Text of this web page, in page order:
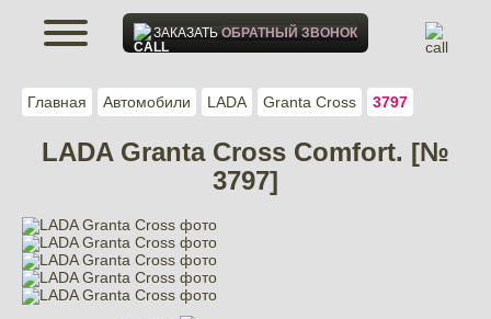
Главная Автомобили LADA Granta Cross 3797
LADA Granta Cross Comfort. [№
3797]
ЗАКАЗАТЬОБРАТНЫЙ ЗВОНОК